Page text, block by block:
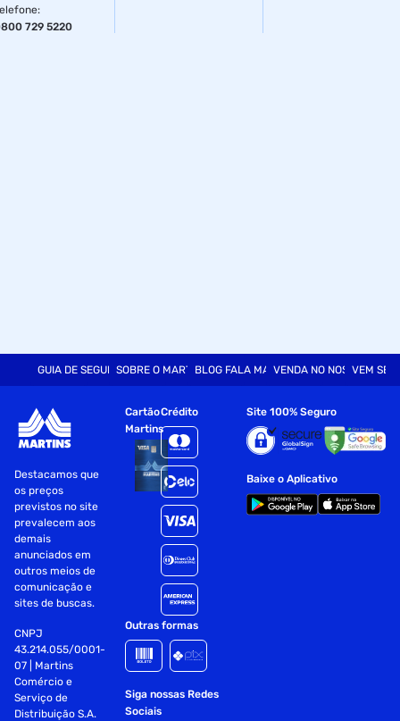
:
729 5220
GUIA DE SEGURANÇASOBRE O MARTINSBLOG FALA MARTVENDA NO NOSSO SITE
VEM SER
Destacamos que
os preços
previstos no site
prevalecem aos
demais
anunciados em
outros meios de
comunicação e
sites de buscas.
CNPJ
43.214.055/0001-
07 | Martins
Comércio e
Serviço de
Distribuição S.A.
Cartão
Martins
Crédito
Outras formas
Siga nossas Redes
Sociais
Site 100% Seguro
Baixe o Aplicativo